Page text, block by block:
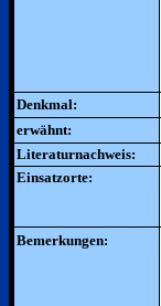
Denkmal:
erwähnt:
Literaturnachweis:
Einsatzorte:
Bemerkungen: